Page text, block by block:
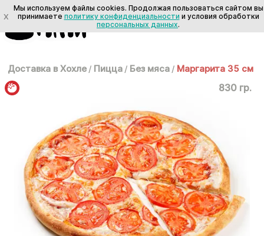
Доставка в Хохле / Пицца / Без мяса / Маргарита 35 см
830 гр.
X
Мы используем файлы cookies. Продолжая пользоваться сайтом вы
принимаете политику конфиденциальности и условия обработки
персональных данных.